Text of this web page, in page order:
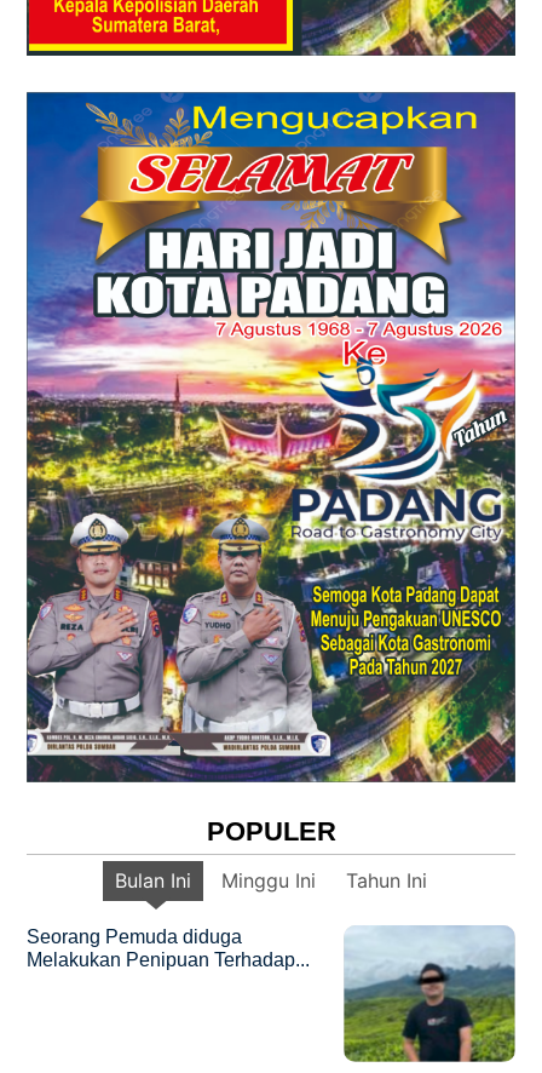
POPULER
Bulan Ini Minggu Ini Tahun Ini
Seorang Pemuda diduga
Melakukan Penipuan Terhadap...